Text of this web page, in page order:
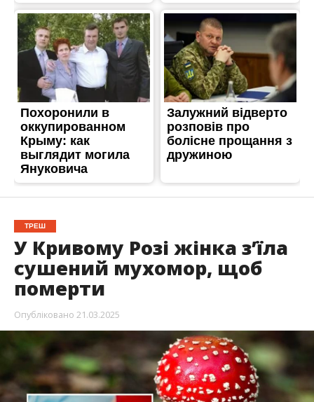
ТРЕШ
У Кривому Розі жінка зʼїла
сушений мухомор, щоб
померти
Опубліковано 21.03.2025